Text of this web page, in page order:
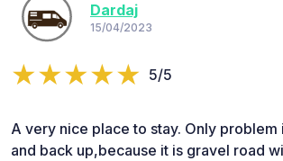
Dardaj
15/04/2023
5/5
A very nice place to stay. Only problem
and back up,because it is gravel road